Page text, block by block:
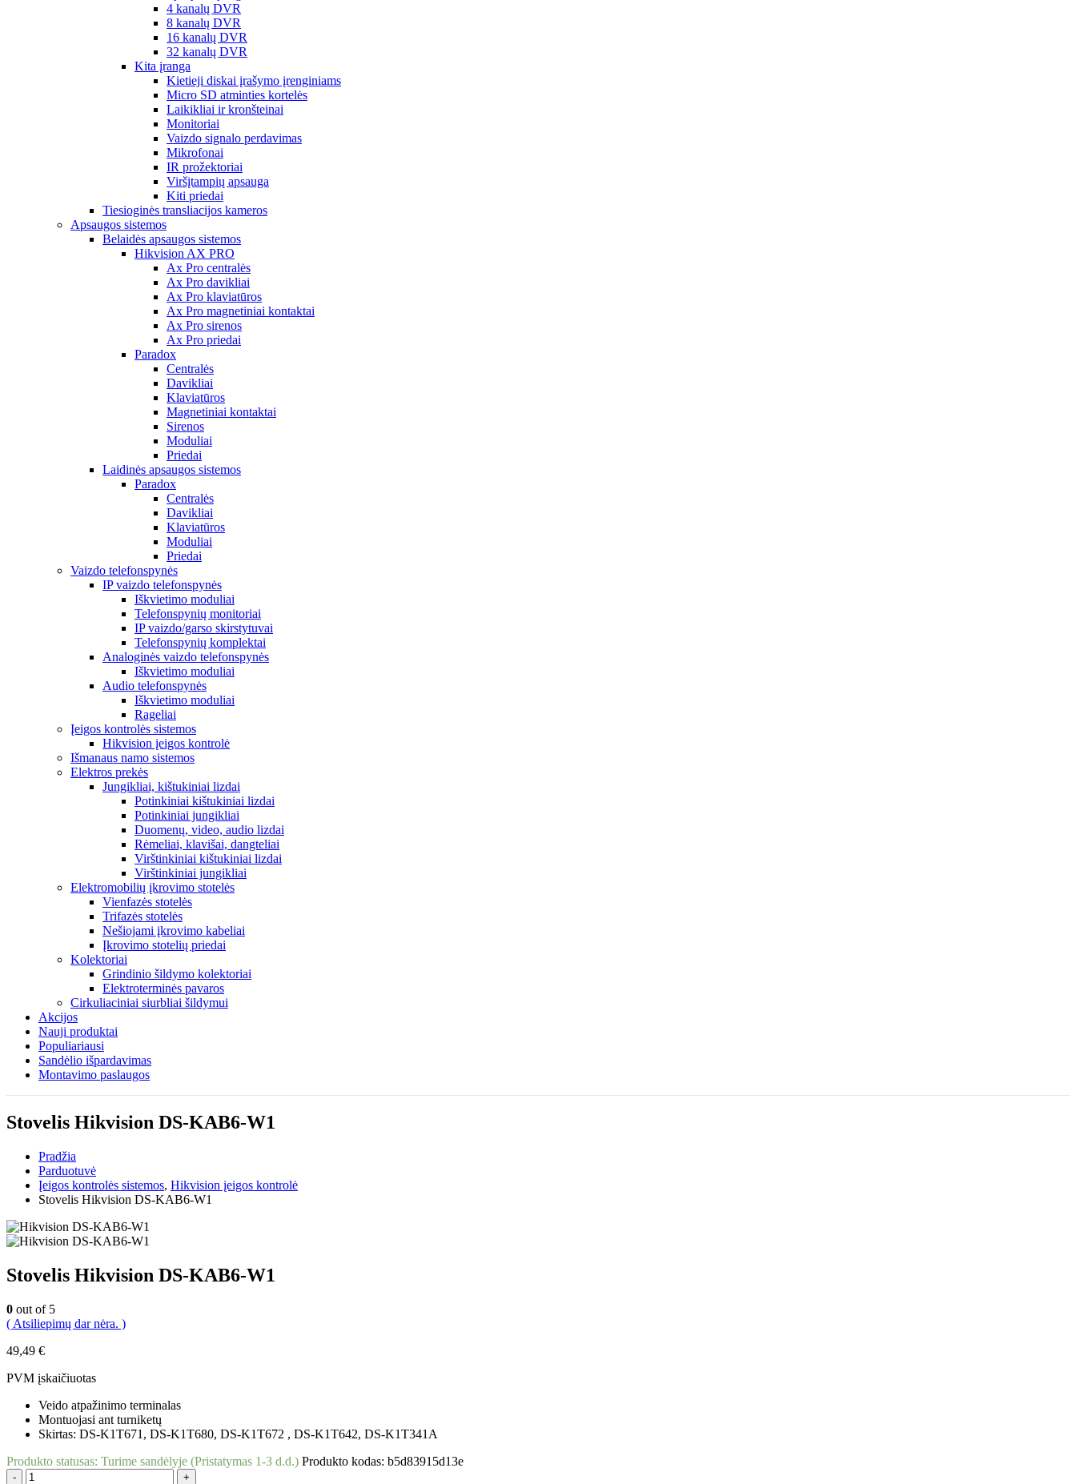
4 kanalų DVR
8 kanalų DVR
16 kanalų DVR
32 kanalų DVR
Kita įranga
Kietieji diskai įrašymo įrenginiams
Micro SD atminties kortelės
Laikikliai ir kronšteinai
Monitoriai
Vaizdo signalo perdavimas
Mikrofonai
IR prožektoriai
Viršįtampių apsauga
Kiti priedai
Tiesioginės transliacijos kameros
Apsaugos sistemos
Belaidės apsaugos sistemos
Hikvision AX PRO
Ax Pro centralės
Ax Pro davikliai
Ax Pro klaviatūros
Ax Pro magnetiniai kontaktai
Ax Pro sirenos
Ax Pro priedai
Paradox
Centralės
Davikliai
Klaviatūros
Magnetiniai kontaktai
Sirenos
Moduliai
Priedai
Laidinės apsaugos sistemos
Paradox
Centralės
Davikliai
Klaviatūros
Moduliai
Priedai
Vaizdo telefonspynės
IP vaizdo telefonspynės
Iškvietimo moduliai
Telefonspynių monitoriai
IP vaizdo/garso skirstytuvai
Telefonspynių komplektai
Analoginės vaizdo telefonspynės
Iškvietimo moduliai
Audio telefonspynės
Iškvietimo moduliai
Rageliai
Įeigos kontrolės sistemos
Hikvision įeigos kontrolė
Išmanaus namo sistemos
Elektros prekės
Jungikliai, kištukiniai lizdai
Potinkiniai kištukiniai lizdai
Potinkiniai jungikliai
Duomenų, video, audio lizdai
Rėmeliai, klavišai, dangteliai
Virštinkiniai kištukiniai lizdai
Virštinkiniai jungikliai
Elektromobilių įkrovimo stotelės
Vienfazės stotelės
Trifazės stotelės
Nešiojami įkrovimo kabeliai
Įkrovimo stotelių priedai
Kolektoriai
Grindinio šildymo kolektoriai
Elektroterminės pavaros
Cirkuliaciniai siurbliai šildymui
Akcijos
Nauji produktai
Populiariausi
Sandėlio išpardavimas
Montavimo paslaugos
Stovelis Hikvision DS-KAB6-W1
Pradžia
Parduotuvė
Įeigos kontrolės sistemos, Hikvision įeigos kontrolė
Stovelis Hikvision DS-KAB6-W1
Stovelis Hikvision DS-KAB6-W1
0 out of 5
( Atsiliepimų dar nėra. )
49,49 €
PVM įskaičiuotas
Veido atpažinimo terminalas
Montuojasi ant turniketų
Skirtas: DS-K1T671, DS-K1T680, DS-K1T672 , DS-K1T642, DS-K1T341A
Produkto statusas: Turime sandėlyje (Pristatymas 1-3 d.d.) Produkto kodas: b5d83915d13e
- +